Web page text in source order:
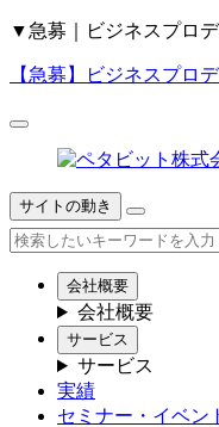
▼ 急募｜ビジネスプロ
【急募】 ビジネスプロ
サイトの動き
会社概要
会社概要
サービス
サービス
実績
セミナー・イベン